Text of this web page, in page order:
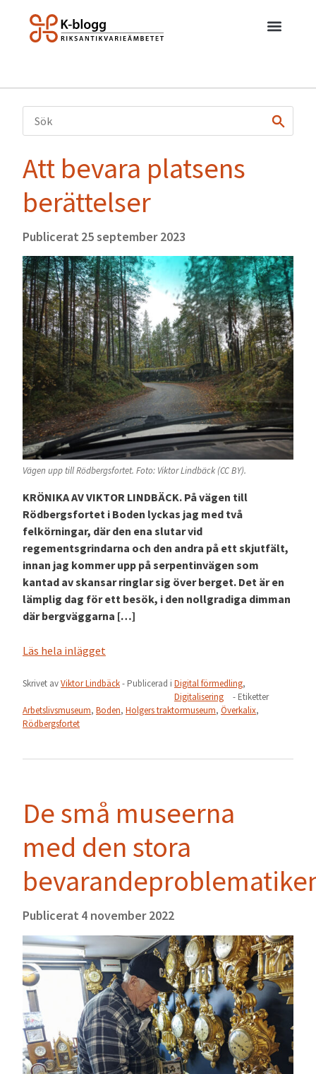
Att bevara platsens
berättelser
Publicerat 25 september 2023
Vägen upp till Rödbergsfortet. Foto: Viktor Lindbäck (CC BY).
KRÖNIKA AV VIKTOR LINDBÄCK. På vägen till
Rödbergsfortet i Boden lyckas jag med två
felkörningar, där den ena slutar vid
regementsgrindarna och den andra på ett skjutfält,
innan jag kommer upp på serpentinvägen som
kantad av skansar ringlar sig över berget. Det är en
lämplig dag för ett besök, i den nollgradiga dimman
där bergväggarna […]
Läs hela inlägget
Skrivet avViktor Lindbäck- Publicerad i Digital förmedling,
Digitalisering
- Etiketter
Arbetslivsmuseum, Boden, Holgers traktormuseum, Överkalix,
Rödbergsfortet
De små museerna
med den stora
Publicerat 4 november 2022